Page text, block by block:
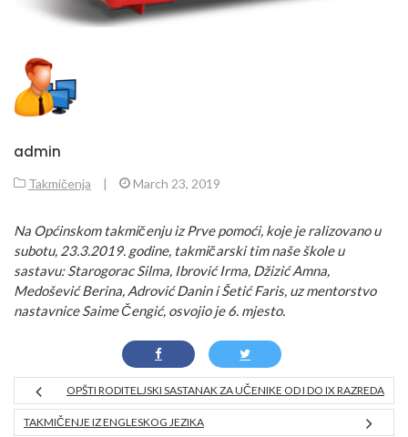
admin
Takmičenja | March 23, 2019
Na Općinskom takmičenju iz Prve pomoći, koje je ralizovano u
subotu, 23.3.2019. godine, takmičarski tim naše škole u
sastavu: Starogorac Silma, Ibrović Irma, Džizić Amna,
Medošević Berina, Adrović Danin i Šetić Faris, uz mentorstvo
nastavnice Saime Čengić, osvojio je 6. mjesto.
OPŠTI RODITELJSKI SASTANAK ZA UČENIKE OD I DO IX RAZREDA
TAKMIČENJE IZ ENGLESKOG JEZIKA